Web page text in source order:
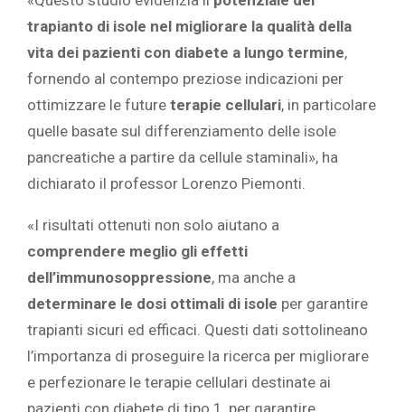
trapianto di isole nel migliorare la qualità della
vita dei pazienti con diabete a lungo termine,
fornendo al contempo preziose indicazioni per
ottimizzare le future terapie cellulari, in particolare
quelle basate sul differenziamento delle isole
pancreatiche a partire da cellule staminali», ha
dichiarato il professor Lorenzo Piemonti.
«I risultati ottenuti non solo aiutano a
comprendere meglio gli effetti
dell’immunosoppressione, ma anche a
determinare le dosi ottimali di isole per garantire
trapianti sicuri ed efficaci. Questi dati sottolineano
l’importanza di proseguire la ricerca per migliorare
e perfezionare le terapie cellulari destinate ai